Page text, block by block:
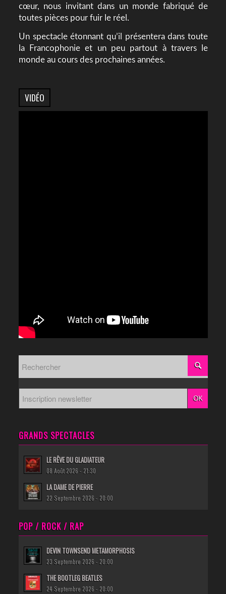
cœur, nous invitant dans un monde fabriqué de
toutes pièces pour fuir le réel.
Un spectacle étonnant qu’il présentera dans toute
la Francophonie et un peu partout à travers le
monde au cours des prochaines années.
GRANDS SPECTACLES
LE RÊVE DU GLADIATEUR
08 Août 2026 - 21:30
LA DAME DE PIERRE
22 Septembre 2026 - 20:00
POP / ROCK / RAP
DEVIN TOWNSEND METAMORPHOSIS
23 Septembre 2026 - 20:00
THE BOOTLEG BEATLES
24 Septembre 2026 - 20:00